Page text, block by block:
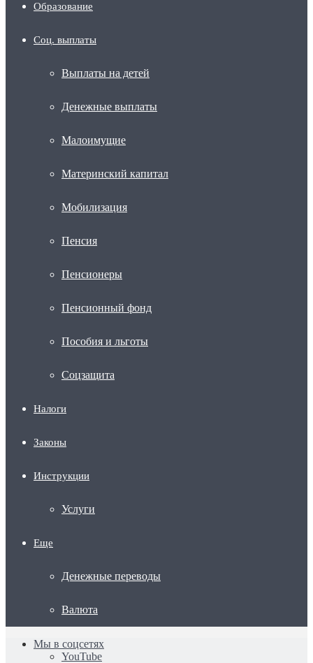
Образование
Соц. выплаты
Выплаты на детей
Денежные выплаты
Малоимущие
Материнский капитал
Мобилизация
Пенсия
Пенсионеры
Пенсионный фонд
Пособия и льготы
Соцзащита
Налоги
Законы
Инструкции
Услуги
Еще
Денежные переводы
Валюта
Мы в соцсетях
YouTube